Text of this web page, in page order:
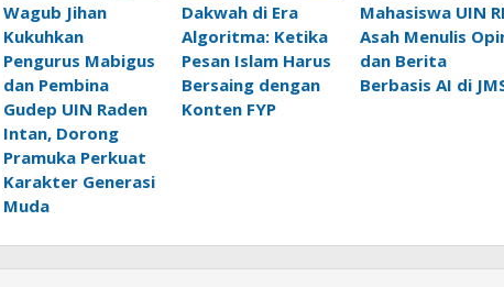
Wagub Jihan
Kukuhkan
Pengurus Mabigus
dan Pembina
Gudep UIN Raden
Intan, Dorong
Pramuka Perkuat
Karakter Generasi
Muda
Dakwah di Era
Algoritma: Ketika
Pesan Islam Harus
Bersaing dengan
Konten FYP
Mahasiswa UIN
Asah Menulis
dan Berita
Berbasis AI di